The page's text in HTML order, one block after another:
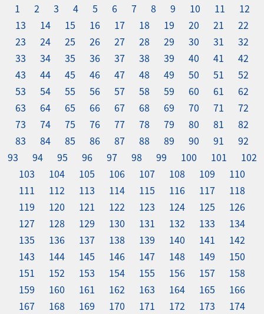
1 2 3 4 5 6 7 8 9 10 11
12
13
14 15 16 17 18 19 20 21
22
23
24 25 26 27 28 29 30 31
32
33
34 35 36 37 38 39 40 41
42
43
44 45 46 47 48 49 50 51
52
53
54 55 56 57 58 59 60 61
62
63
64 65 66 67 68 69 70 71
72
73
74 75 76 77 78 79 80 81
82
83
84 85 86 87 88 89 90 91
92
93
94 95 96 97 98 99 100 101
102
103
104 105 106 107 108 109
110
111
112 113 114 115 116 117
118
119
120 121 122 123 124 125
126
127
128 129 130 131 132 133
134
135
136 137 138 139 140 141
142
143
144 145 146 147 148 149
150
151
152 153 154 155 156 157
158
159
160 161 162 163 164 165
166
167
168 169 170 171 172 173
174